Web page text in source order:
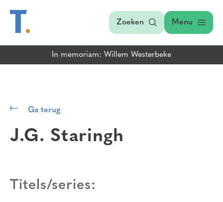
Zoeken Menu
In memoriam: Willem Westerbeke
Ga terug
J.G. Staringh
Titels/series: